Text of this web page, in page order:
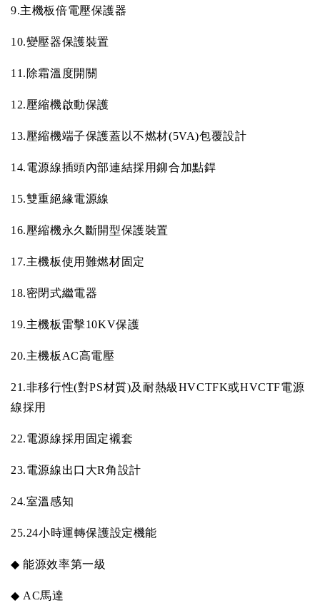
9.主機板倍電壓保護器
10.變壓器保護裝置
11. 除霜溫度開關
12.壓縮機啟動保護
13.壓縮機端子保護蓋以不燃材(5VA)包覆設計
14.電源線插頭內部連結採用鉚合加點銲
15.雙重絕緣電源線
16.壓縮機永久斷開型保護裝置
17.主機板使用難燃材固定
18.密閉式繼電器
19.主機板雷擊10KV保護
20.主機板 AC高電壓
21.非移行性(對PS材質)及耐熱級HVCTFK或HVCTF電源
線採用
22.電源線採用固定襯套
23.電源線出口大R角設計
24.室溫感知
25.24小時運轉保護設定機能
◆ 能源效率第一級
◆ AC馬達